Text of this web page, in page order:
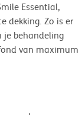
Essential,
dekking. Zo is er
je behandeling
van maximum